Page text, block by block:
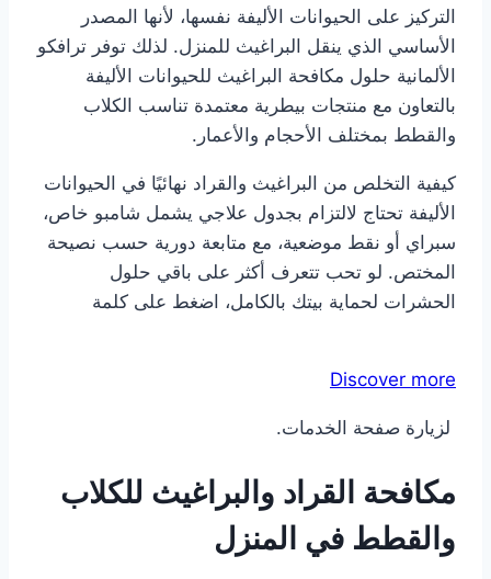
التركيز على الحيوانات الأليفة نفسها، لأنها المصدر
الأساسي الذي ينقل البراغيث للمنزل. لذلك توفر ترافكو
الألمانية حلول مكافحة البراغيث للحيوانات الأليفة
بالتعاون مع منتجات بيطرية معتمدة تناسب الكلاب
والقطط بمختلف الأحجام والأعمار.
كيفية التخلص من البراغيث والقراد نهائيًا في الحيوانات
الأليفة تحتاج لالتزام بجدول علاجي يشمل شامبو خاص،
سبراي أو نقط موضعية، مع متابعة دورية حسب نصيحة
المختص. لو تحب تتعرف أكثر على باقي حلول
الحشرات لحماية بيتك بالكامل، اضغط على كلمة
Discover more
لزيارة صفحة الخدمات.
مكافحة القراد والبراغيث للكلاب
والقطط في المنزل